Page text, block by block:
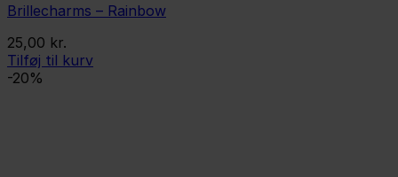
Brillecharms – Rainbow
25,00 kr.
Tilføj til kurv
-20%